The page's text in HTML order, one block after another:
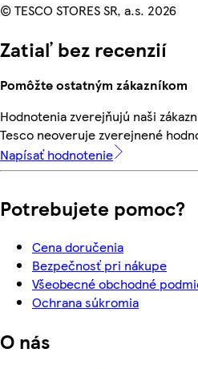
© TESCO STORES SR, a.s. 2026
Zatiaľ bez recenzií
Pomôžte ostatným zákazníkom
Hodnotenia zverejňujú naši
Tesco neoveruje zverejnené
Napísať hodnotenie
Potrebujete pomoc?
Cena doručenia
Bezpečnosť pri nákupe
Všeobecné obchodné
Ochrana súkromia
O nás